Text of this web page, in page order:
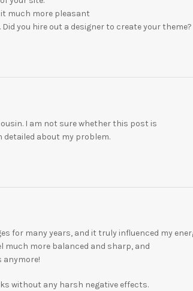
it much more pleasant
you hire out a designer to create your theme?
I am not sure whether this post is
detailed about my problem.
for many years, and it truly influenced my
much more balanced and sharp, and
anymore!
without any harsh negative effects.